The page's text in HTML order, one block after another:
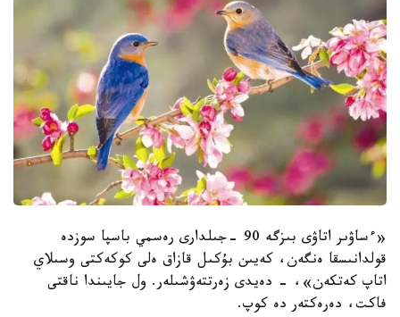
«ءساۋىر اتاۋى بىزگە 90 -جىلدارى رەسمي باسپا سوزدە
قولدانىسقا ەنگەن، كەيىن بۇكىل قازاق ەلى كوكەكتى وسىلاي
اتاپ كەتكەن»، - دەيدى زەرتتەۋشىلەر. ول جايىندا ناقتى
فاكت، دەرەكتەر دە كوپ.